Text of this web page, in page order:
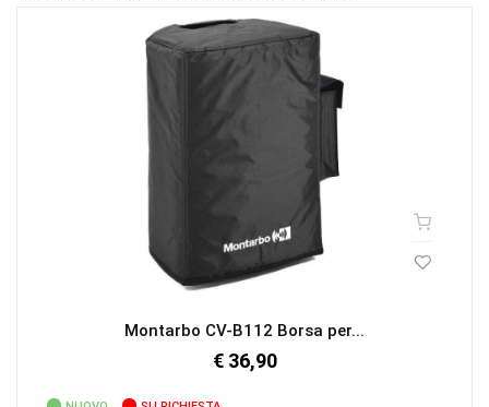
Montarbo CV-B112 Borsa per...
€ 36,90